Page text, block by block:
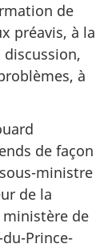
de
préavis, à la
à
de façon
ministre
de la
de
Prince-